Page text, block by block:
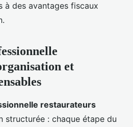
à des avantages fiscaux
et
restaurateurs
structurée : chaque étape du